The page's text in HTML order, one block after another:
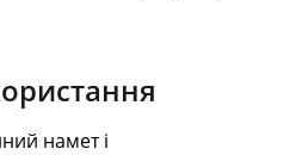
намет і